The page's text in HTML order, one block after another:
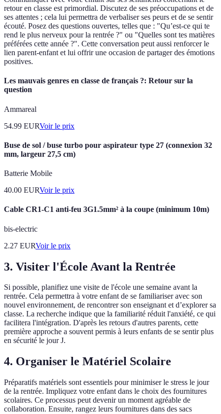
retour en classe est primordial. Discutez de ses préoccupations et de
ses attentes ; cela lui permettra de verbaliser ses peurs et de se sentir
écouté. Posez des questions ouvertes, telles que : "Qu’est-ce qui te
rend le plus nerveux pour la rentrée ?" ou "Quelles sont tes matières
préférées cette année ?". Cette conversation peut aussi renforcer le
lien parent-enfant et lui offrir une occasion de partager des émotions
positives.
Les mauvais genres en classe de français ?: Retour sur la
question
Ammareal
54.99 EURVoir le prix
Buse de sol / buse turbo pour aspirateur type 27 (connexion 32
mm, largeur 27,5 cm)
Batterie Mobile
40.00 EURVoir le prix
Cable CR1-C1 anti-feu 3G1.5mm² à la coupe (minimum 10m)
bis-electric
2.27 EURVoir le prix
3. Visiter l'École Avant la Rentrée
Si possible, planifiez une visite de l'école une semaine avant la
rentrée. Cela permettra à votre enfant de se familiariser avec son
nouvel environnement, de rencontrer son enseignant et d’explorer sa
classe. La recherche indique que la familiarité réduit l'anxiété, ce qui
facilitera l'intégration. D'après les retours d'autres parents, cette
première approche a souvent permis à leurs enfants de se sentir plus
en sécurité le jour J.
4. Organiser le Matériel Scolaire
Préparatifs matériels sont essentiels pour minimiser le stress le jour
de la rentrée. Impliquez votre enfant dans le choix des fournitures
scolaires. Ce processus peut devenir un moment agréable de
collaboration. Ensuite, rangez leurs fournitures dans des sacs